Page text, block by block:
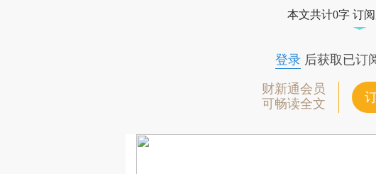
本文共计0字 订
登录后获取已订
财新通会员
可畅读全文